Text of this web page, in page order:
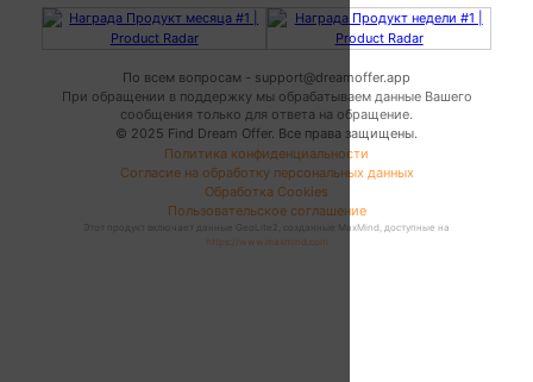
По всем вопросам - support@dreamoffer.app
При обращении в поддержку мы обрабатываем данные Вашего
сообщения только для ответа на обращение.
© 2025 Find Dream Offer. Все права защищены.
Политика конфиденциальности
Согласие на обработку персональных данных
Обработка Cookies
Пользовательское соглашение
Этот продукт включает данные GeoLite2, созданные MaxMind, доступные на
https://www.maxmind.com